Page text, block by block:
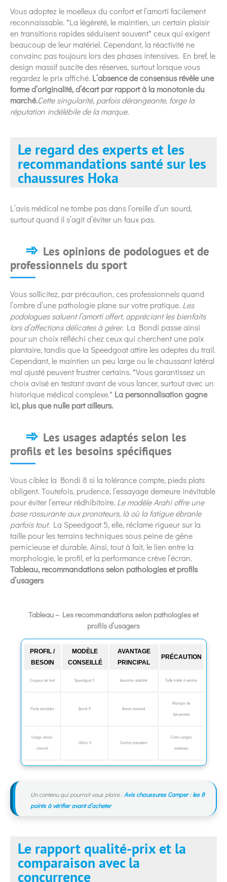
Vous adoptez le moelleux du confort et l’amorti facilement
reconnaissable. *La légèreté, le maintien, un certain plaisir
en transitions rapides séduisent souvent* ceux qui exigent
beaucoup de leur matériel. Cependant, la réactivité ne
convainc pas toujours lors des phases intensives. En bref, le
design massif suscite des réserves, surtout lorsque vous
regardez le prix affiché. L’absence de consensus révèle une
forme d’originalité, d’écart par rapport à la monotonie du
marché.Cette singularité, parfois dérangeante, forge la
réputation indélébile de la marque.
Le regard des experts et les
recommandations santé sur les
chaussures Hoka
L’avis médical ne tombe pas dans l’oreille d’un sourd,
surtout quand il s’agit d’éviter un faux pas.
Les opinions de podologues et de
professionnels du sport
Vous sollicitez, par précaution, ces professionnels quand
l’ombre d’une pathologie plane sur votre pratique. Les
podologues saluent l’amorti offert, appréciant les bienfaits
lors d’affections délicates à gérer. La Bondi passe ainsi
pour un choix réfléchi chez ceux qui cherchent une paix
plantaire, tandis que la Speedgoat attire les adeptes du trail.
Cependant, le maintien un peu large ou le chaussant latéral
mal ajusté peuvent frustrer certains. *Vous garantissez un
choix avisé en testant avant de vous lancer, surtout avec un
historique médical complexe.* La personnalisation gagne
ici, plus que nulle part ailleurs.
Les usages adaptés selon les
profils et les besoins spécifiques
Vous ciblez la Bondi 8 si la tolérance compte, pieds plats
obligent. Toutefois, prudence, l’essayage demeure inévitable
pour éviter l’erreur rédhibitoire. Le modèle Arahi offre une
base rassurante aux pronateurs, là où la fatigue ébranle
parfois tout. La Speedgoat 5, elle, réclame rigueur sur la
taille pour les terrains techniques sous peine de gêne
pernicieuse et durable. Ainsi, tout à fait, le lien entre la
morphologie, le profil, et la performance crève l’écran.
Tableau, recommandations selon pathologies et profils
d’usagers
Tableau – Les recommandations selon pathologies et
profils d’usagers
PROFIL /
BESOIN
MODÈLE
CONSEILLÉ
AVANTAGE
PRINCIPAL
PRÉCAUTION
Coupeur de trail Speedgoat 5 Accroche, stabilité Taille fidèle à vérifier
Pieds sensibles Bondi 8 Amorti maximal
Manque de
dynamisme
Usage urbain
intensif
Clifton 9 Confort polyvalent
Eviter usages
extrêmes
Un contenu qui pourrait vous plaire :Avis chaussures Camper : les 8
points à vérifier avant d’acheter
Le rapport qualité-prix et la
comparaison avec la
concurrence